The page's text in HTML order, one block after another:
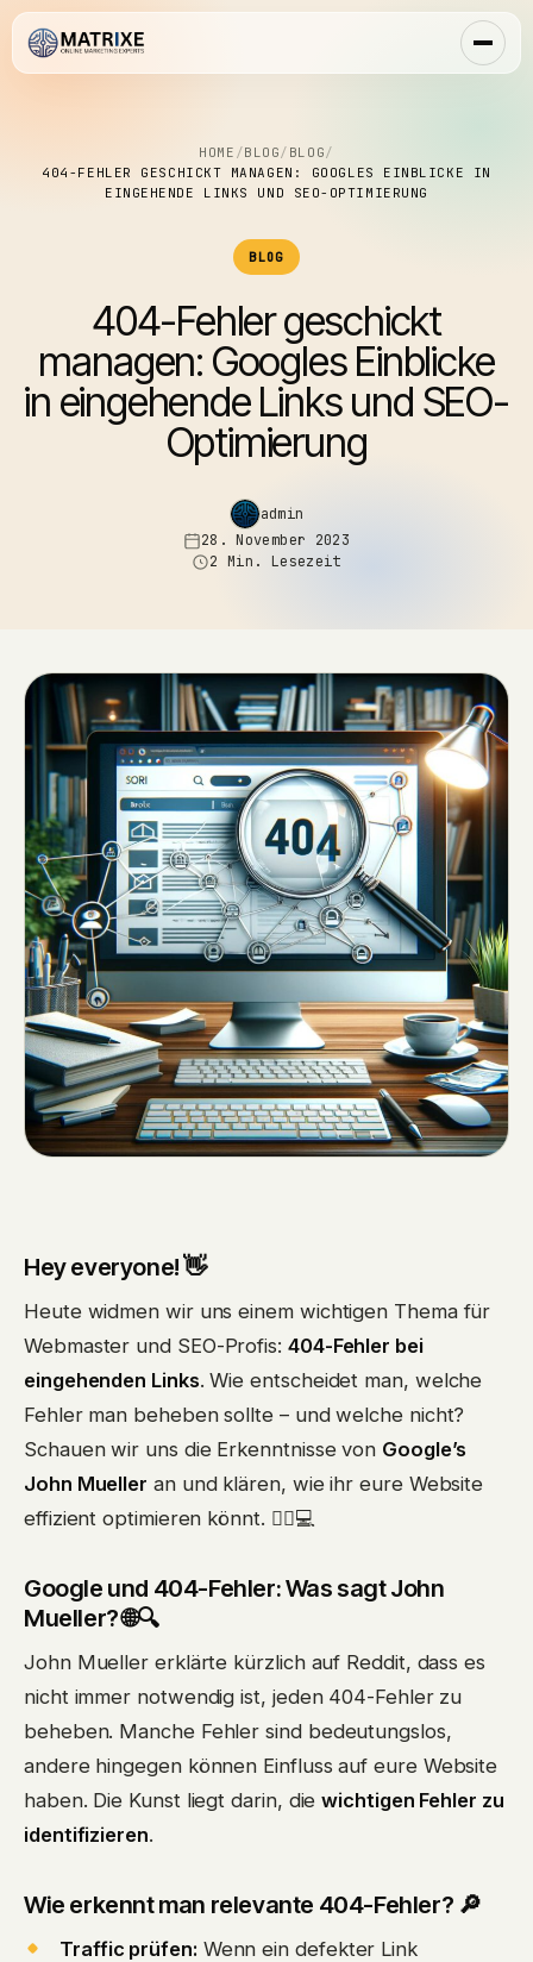
HOME /BLOG/ BLOG/
404-FEHLER GESCHICKT MANAGEN: GOOGLES EINBLICKE IN
EINGEHENDE LINKS UND SEO-OPTIMIERUNG
BLOG
404-Fehler geschickt
managen: Googles Einblicke
in eingehende Links und SEO-
Optimierung
admin
28. November 2023
2 Min. Lesezeit
Hey everyone! 👋
Heute widmen wir uns einem wichtigen Thema für
Webmaster und SEO-Profis: 404-Fehler bei
eingehenden Links. Wie entscheidet man, welche
Fehler man beheben sollte – und welche nicht?
Schauen wir uns die Erkenntnisse von Google’s
John Mueller an und klären, wie ihr eure Website
effizient optimieren könnt. 🕵️‍♂️💻
Google und 404-Fehler: Was sagt John
Mueller? 🌐🔍
John Mueller erklärte kürzlich auf Reddit, dass es
nicht immer notwendig ist, jeden 404-Fehler zu
beheben. Manche Fehler sind bedeutungslos,
andere hingegen können Einfluss auf eure Website
haben. Die Kunst liegt darin, diewichtigen Fehler zu
identifizieren.
Wie erkennt man relevante 404-Fehler? 🔎
Traffic prüfen: Wenn ein defekter Link